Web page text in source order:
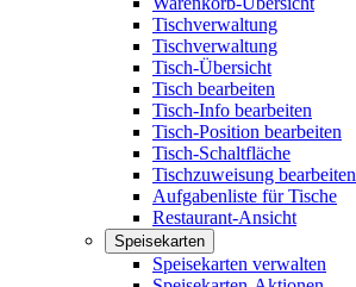
Tischverwaltung
Tischverwaltung
Tisch-Übersicht
Tisch bearbeiten
Tisch-Info bearbeiten
Tisch-Position bearbeiten
Tisch-Schaltfläche
Tischzuweisung bearbeiten
Aufgabenliste für Tische
Restaurant-Ansicht
Speisekarten
Speisekarten verwalten